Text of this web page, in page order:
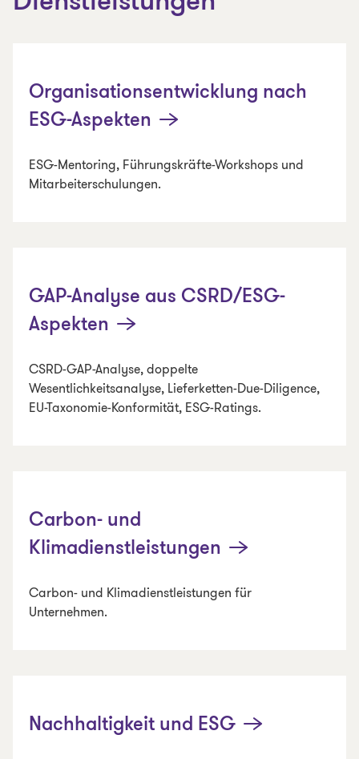
Organisationsentwicklung nach
ESG-Aspekten
ESG-Mentoring, Führungskräfte-Workshops und
Mitarbeiterschulungen.
GAP-Analyse aus CSRD/ESG-
Aspekten
CSRD-GAP-Analyse, doppelte
Wesentlichkeitsanalyse, Lieferketten-Due-Diligence,
EU-Taxonomie-Konformität, ESG-Ratings.
Carbon- und
Klimadienstleistungen
Carbon- und Klimadienstleistungen für
Unternehmen.
Nachhaltigkeit und ESG